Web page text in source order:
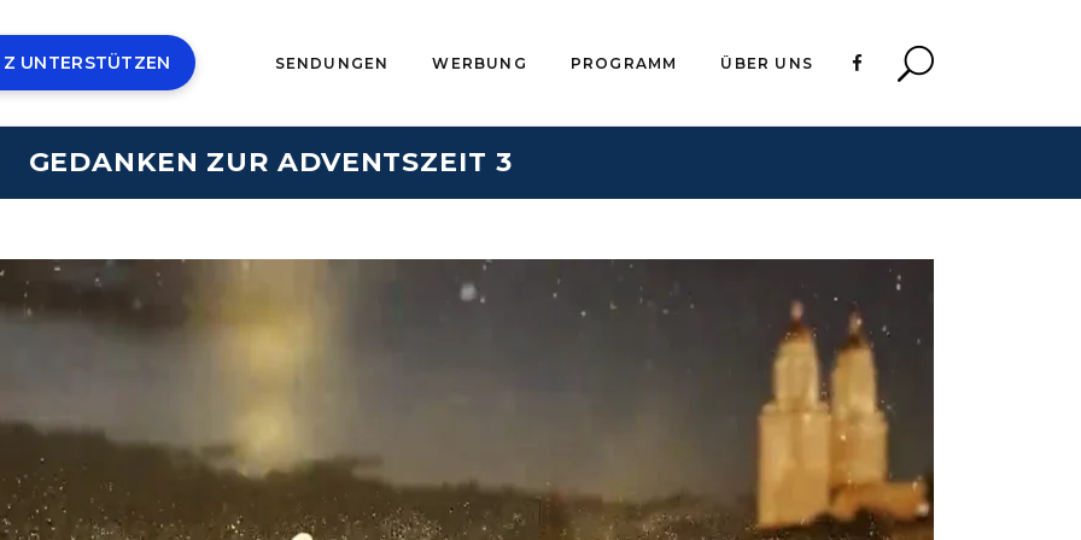
UNTERSTÜTZEN SENDUNGEN WERBUNG PROGRAMM ÜBER UNS
GEDANKEN ZUR ADVENTSZEIT 3